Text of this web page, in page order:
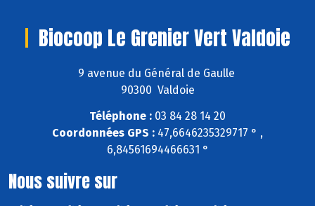
Biocoop Le Grenier Vert Valdoie
9 avenue du Général de Gaulle
90300 Valdoie
Téléphone : 03 84 28 14 20
Coordonnées GPS : 47,6646235329717 ° ,
6,84561694466631 °
Nous suivre sur